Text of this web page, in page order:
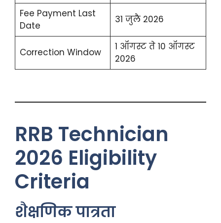
Fee Payment Last
Date
31 जुलै 2026
Correction Window
1 ऑगस्ट ते 10 ऑगस्ट
2026
RRB Technician
2026 Eligibility
Criteria
शैक्षणिक पात्रता